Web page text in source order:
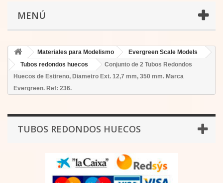
MENÚ
Materiales para Modelismo
Evergreen Scale Models
Tubos redondos huecos
Conjunto de 2 Tubos Redondos
Huecos de Estireno, Diametro Ext. 12,7 mm, 350 mm. Marca
Evergreen. Ref: 236.
TUBOS REDONDOS HUECOS